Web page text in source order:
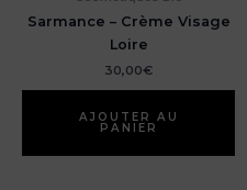
Sarmance – Crème Visage
Loire
30,00€
AJOUTER AU
PANIER